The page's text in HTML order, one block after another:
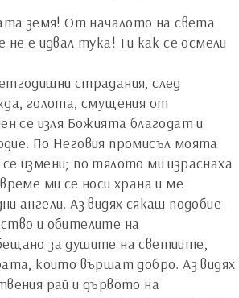
земя! От началото на света
не е идвал тука! Ти как се осмели
страдания, след
голота, смущения от
се изля Божията благодат и
По Неговия промисъл моята
измени; по тялото ми израснаха
ми се носи храна и ме
ангели. Аз видях сякаш подобие
и обителите на
за душите на светиите,
които вършат добро. Аз видях
рай и дървото на